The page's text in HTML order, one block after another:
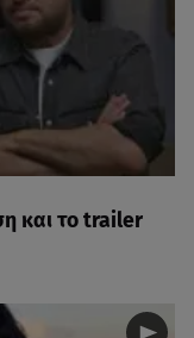
και το trailer